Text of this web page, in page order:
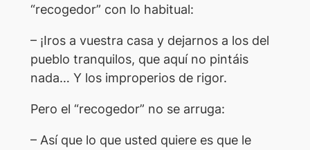
“recogedor” con lo habitual:
– ¡Iros a vuestra casa y dejarnos a los del
pueblo tranquilos, que aquí no pintáis
nada… Y los improperios de rigor.
Pero el “recogedor” no se arruga:
– Así que lo que usted quiere es que le